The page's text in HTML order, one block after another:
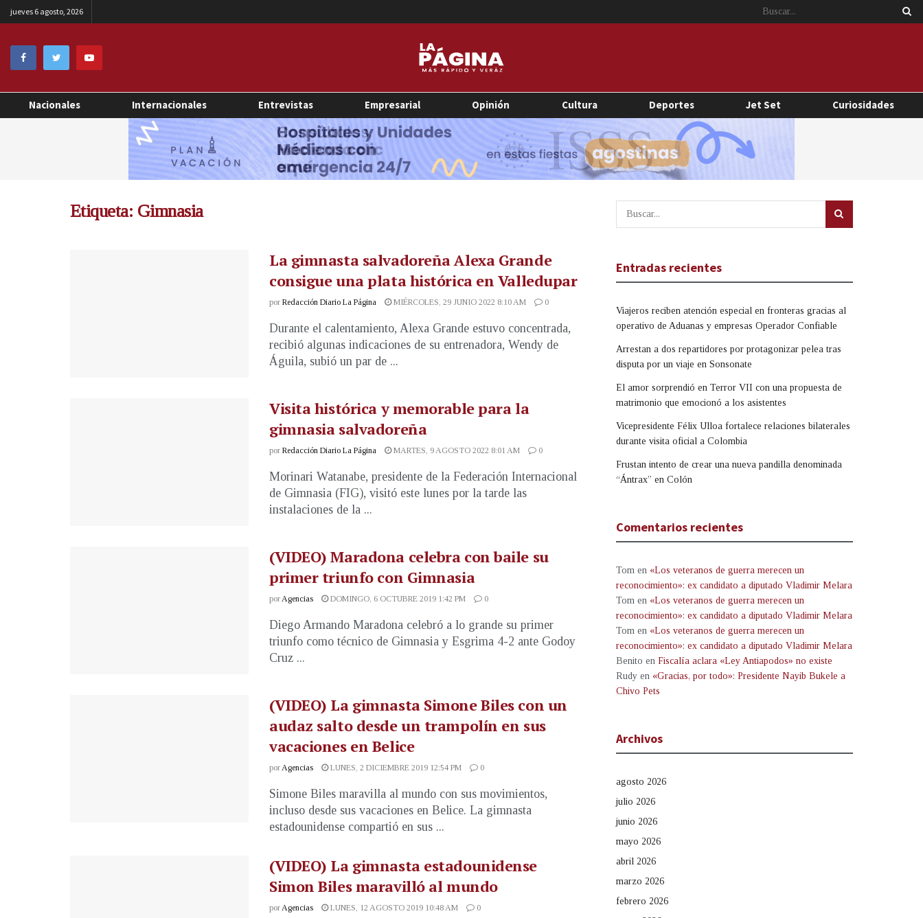
jueves 6 agosto, 2026
Nacionales Internacionales Entrevistas Empresarial Opinión Cultura Deportes Jet Set Curiosidades
Etiqueta: Gimnasia
La gimnasta salvadoreña Alexa Grande
consigue una plata histórica en Valledupar
por Redacción Diario La Página MIÉRCOLES, 29 JUNIO 2022 8:10 AM 0
Durante el calentamiento, Alexa Grande estuvo concentrada,
recibió algunas indicaciones de su entrenadora, Wendy de
Águila, subió un par de ...
Visita histórica y memorable para la
gimnasia salvadoreña
por Redacción Diario La Página MARTES, 9 AGOSTO 2022 8:01 AM 0
Morinari Watanabe, presidente de la Federación Internacional
de Gimnasia (FIG), visitó este lunes por la tarde las
instalaciones de la ...
(VIDEO) Maradona celebra con baile su
primer triunfo con Gimnasia
por Agencias DOMINGO, 6 OCTUBRE 2019 1:42 PM 0
Diego Armando Maradona celebró a lo grande su primer
triunfo como técnico de Gimnasia y Esgrima 4-2 ante Godoy
Cruz ...
(VIDEO) La gimnasta Simone Biles con un
audaz salto desde un trampolín en sus
vacaciones en Belice
por Agencias LUNES, 2 DICIEMBRE 2019 12:54 PM 0
Simone Biles maravilla al mundo con sus movimientos,
incluso desde sus vacaciones en Belice. La gimnasta
estadounidense compartió en sus ...
(VIDEO) La gimnasta estadounidense
Simon Biles maravilló al mundo
por Agencias LUNES, 12 AGOSTO 2019 10:48 AM 0
Entradas recientes
Viajeros reciben atención especial en fronteras gracias al
operativo de Aduanas y empresas Operador Confiable
Arrestan a dos repartidores por protagonizar pelea tras
disputa por un viaje en Sonsonate
El amor sorprendió en Terror VII con una propuesta de
matrimonio que emocionó a los asistentes
Vicepresidente Félix Ulloa fortalece relaciones bilaterales
durante visita oficial a Colombia
Frustan intento de crear una nueva pandilla denominada
“Ántrax” en Colón
Comentarios recientes
Tom en «Los veteranos de guerra merecen un
reconocimiento»: ex candidato a diputado Vladimir Melara
Tom en «Los veteranos de guerra merecen un
reconocimiento»: ex candidato a diputado Vladimir Melara
Tom en «Los veteranos de guerra merecen un
reconocimiento»: ex candidato a diputado Vladimir Melara
Benito en Fiscalía aclara «Ley Antiapodos» no existe
Rudy en «Gracias, por todo»: Presidente Nayib Bukele a
Chivo Pets
Archivos
agosto 2026
julio 2026
junio 2026
mayo 2026
abril 2026
marzo 2026
febrero 2026